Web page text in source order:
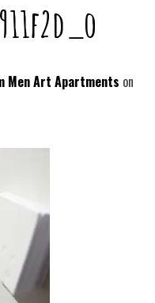
Men Art Apartments